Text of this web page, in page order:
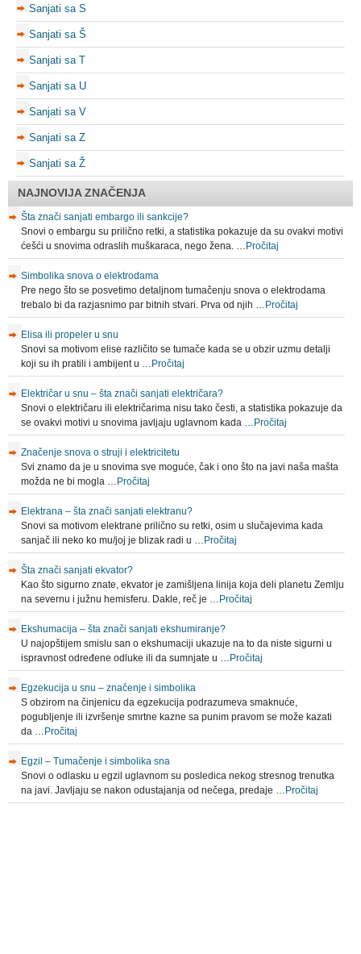
Sanjati sa S
Sanjati sa Š
Sanjati sa T
Sanjati sa U
Sanjati sa V
Sanjati sa Z
Sanjati sa Ž
NAJNOVIJA ZNAČENJA
Šta znači sanjati embargo ili sankcije?
Snovi o embargu su prilično retki, a statistika pokazuje da su ovakvi motivi
ćešći u snovima odraslih muškaraca, nego žena. … Pročitaj
Simbolika snova o elektrodama
Pre nego što se posvetimo detaljnom tumačenju snova o elektrodama
trebalo bi da razjasnimo par bitnih stvari. Prva od njih … Pročitaj
Elisa ili propeler u snu
Snovi sa motivom elise različito se tumače kada se u obzir uzmu detalji
koji su ih pratili i ambijent u … Pročitaj
Električar u snu – šta znači sanjati električara?
Snovi o električaru ili električarima nisu tako česti, a statistika pokazuje da
se ovakvi motivi u snovima javljaju uglavnom kada … Pročitaj
Značenje snova o struji i elektricitetu
Svi znamo da je u snovima sve moguće, čak i ono što na javi naša mašta
možda ne bi mogla … Pročitaj
Elektrana – šta znači sanjati elektranu?
Snovi sa motivom elektrane prilično su retki, osim u slučajevima kada
sanjač ili neko ko mu/joj je blizak radi u … Pročitaj
Šta znači sanjati ekvator?
Kao što sigurno znate, ekvator je zamišljena linija koja deli planetu Zemlju
na severnu i južnu hemisferu. Dakle, reč je … Pročitaj
Ekshumacija – šta znači sanjati ekshumiranje?
U najopštijem smislu san o ekshumaciji ukazuje na to da niste sigurni u
ispravnost određene odluke ili da sumnjate u … Pročitaj
Egzekucija u snu – značenje i simbolika
S obzirom na činjenicu da egzekucija podrazumeva smaknuće,
pogubljenje ili izvršenje smrtne kazne sa punim pravom se može kazati
da … Pročitaj
Egzil – Tumačenje i simbolika sna
Snovi o odlasku u egzil uglavnom su posledica nekog stresnog trenutka
na javi. Javljaju se nakon odustajanja od nečega, predaje … Pročitaj